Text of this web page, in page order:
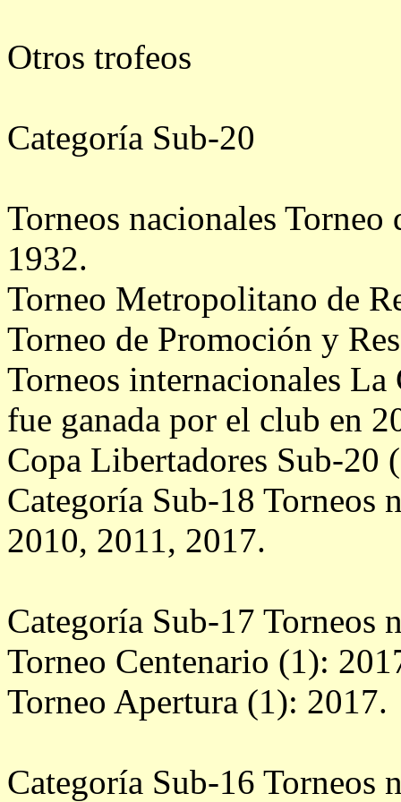
​Otros trofeos
Categoría Sub-20
Torneos nacionales
1932.
Torneo Metropolitano de
Torneo de Promoción y
Torneos internacionales
fue ganada por el club en
Copa Libertadores Sub-20
Categoría Sub-18 Torneos
2010, 2011, 2017.
Categoría Sub-17 Torneos
Torneo Centenario (1):
Torneo Apertura (1): 2017.
Categoría Sub-16 Torneos